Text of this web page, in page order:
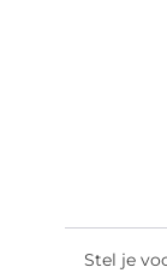
Stel je